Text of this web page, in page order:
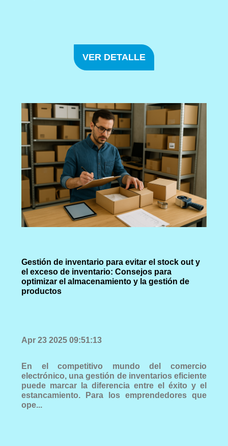
VER DETALLE
Gestión de inventario para evitar el stock out y
el exceso de inventario: Consejos para
optimizar el almacenamiento y la gestión de
productos
Apr 23 2025 09:51:13
En el competitivo mundo del comercio
electrónico, una gestión de inventarios eficiente
puede marcar la diferencia entre el éxito y el
estancamiento. Para los emprendedores que
ope...